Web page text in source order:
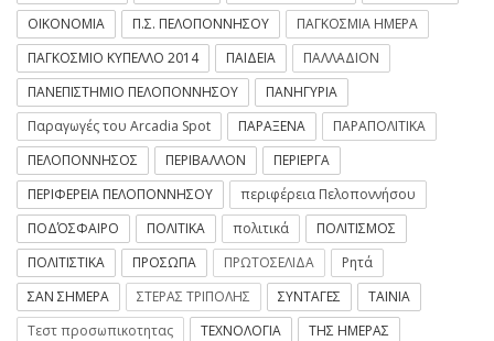
ΟΙΚΟΝΟΜΙΑ
Π.Σ. ΠΕΛΟΠΟΝΝΗΣΟΥ
ΠΑΓΚΟΣΜΙΑ ΗΜΕΡΑ
ΠΑΓΚΟΣΜΙΟ ΚΥΠΕΛΛΟ 2014
ΠΑΙΔΕΙΑ
ΠΑΛΛΑΔΙΟΝ
ΠΑΝΕΠΙΣΤΗΜΙΟ ΠΕΛΟΠΟΝΝΗΣΟΥ
ΠΑΝΗΓΥΡΙΑ
Παραγωγές του Arcadia Spot
ΠΑΡΑΞΕΝΑ
ΠΑΡΑΠΟΛΙΤΙΚΑ
ΠΕΛΟΠΟΝΝΗΣΟΣ
ΠΕΡΙΒΑΛΛΟΝ
ΠΕΡΙΕΡΓΑ
ΠΕΡΙΦΕΡΕΙΑ ΠΕΛΟΠΟΝΝΗΣΟΥ
περιφέρεια Πελοποννήσου
ΠΟΔΌΣΦΑΙΡΟ
ΠΟΛΙΤΙΚΑ πολιτικά
ΠΟΛΙΤΙΣΜΟΣ
ΠΟΛΙΤΙΣΤΙΚΑ
ΠΡΟΣΩΠΑ ΠΡΩΤΟΣΕΛΙΔΑ
Ρητά
ΣΑΝ ΣΗΜΕΡΑ
ΣΤΕΡΑΣ ΤΡΙΠΟΛΗΣ ΣΥΝΤΑΓΕΣ
ΤΑΙΝΙΑ
Τεστ προσωπικοτητας
ΤΕΧΝΟΛΟΓΙΑ
ΤΗΣ ΗΜΕΡΑΣ